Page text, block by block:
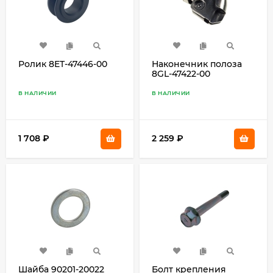
Ролик 8ET-47446-00
В НАЛИЧИИ
1 708 ₽
Наконечник полоза
8GL-47422-00
В НАЛИЧИИ
2 259 ₽
Шайба 90201-20022 Болт крепления